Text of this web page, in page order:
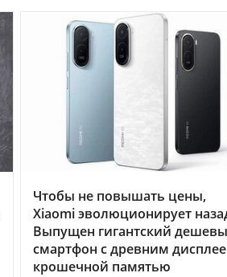
Чтобы не повышать цены,
Xiaomi эволюционирует
Выпущен гигантский
смартфон с древним
крошечной памятью